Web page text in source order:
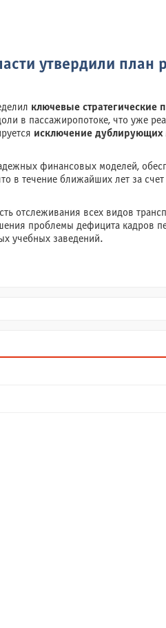
утвердили план
ключевые стратегические
в пассажиропотоке, что уже
исключение дублирующих
финансовых моделей,
в течение ближайших лет за
отслеживания всех видов
проблемы дефицита кадров
учебных заведений.